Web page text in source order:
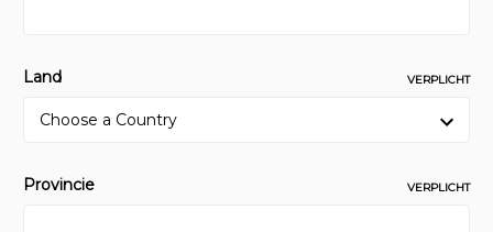
Land VERPLICHT
Provincie VERPLICHT